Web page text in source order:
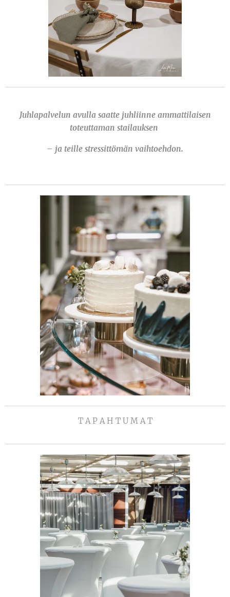
Juhlapalvelun avulla saatte juhliinne ammattilaisen
toteuttaman stailauksen
– ja teille stressittömän vaihtoehdon.
T A P A H T U M A T